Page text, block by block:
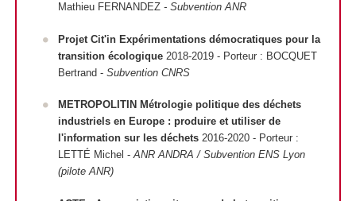
Mathieu FERNANDEZ - Subvention ANR
Projet Cit'in Expérimentations démocratiques pour la
transition écologique 2018-2019 - Porteur : BOCQUET
Bertrand - Subvention CNRS
METROPOLITIN Métrologie politique des déchets
industriels en Europe : produire et utiliser de
l'information sur les déchets 2016-2020 - Porteur :
LETTÉ Michel -ANR ANDRA / Subvention ENS Lyon
(pilote ANR)